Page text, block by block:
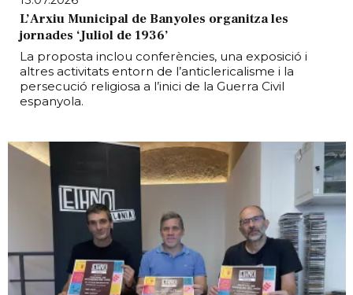
L’Arxiu Municipal de Banyoles organitza les
jornades ‘Juliol de 1936’
La proposta inclou conferències, una exposició i
altres activitats entorn de l’anticlericalisme i la
persecució religiosa a l’inici de la Guerra Civil
espanyola.